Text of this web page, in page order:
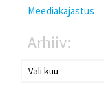
Meediakajastus
Arhiiv: